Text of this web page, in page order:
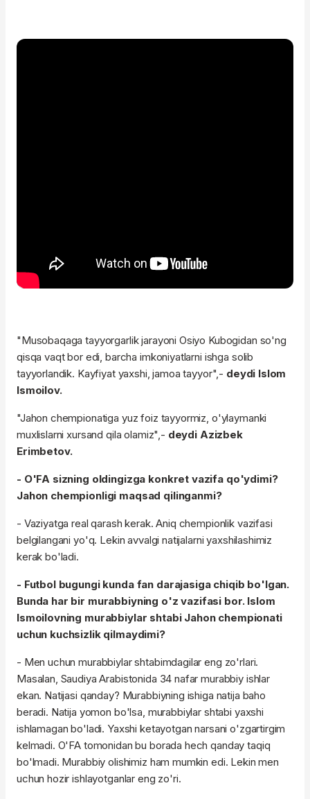
"Musobaqaga tayyorgarlik jarayoni Osiyo Kubogidan so'ng
qisqa vaqt bor edi, barcha imkoniyatlarni ishga solib
tayyorlandik. Kayfiyat yaxshi, jamoa tayyor",- deydi Islom
Ismoilov.
"Jahon chempionatiga yuz foiz tayyormiz, o'ylaymanki
muxlislarni xursand qila olamiz",- deydi Azizbek
Erimbetov.
- O'FA sizning oldingizga konkret vazifa qo'ydimi?
Jahon chempionligi maqsad qilinganmi?
- Vaziyatga real qarash kerak. Aniq chempionlik vazifasi
belgilangani yo'q. Lekin avvalgi natijalarni yaxshilashimiz
kerak bo'ladi.
- Futbol bugungi kunda fan darajasiga chiqib bo'lgan.
Bunda har bir murabbiyning o'z vazifasi bor. Islom
Ismoilovning murabbiylar shtabi Jahon chempionati
uchun kuchsizlik qilmaydimi?
- Men uchun murabbiylar shtabimdagilar eng zo'rlari.
Masalan, Saudiya Arabistonida 34 nafar murabbiy ishlar
ekan. Natijasi qanday? Murabbiyning ishiga natija baho
beradi. Natija yomon bo'lsa, murabbiylar shtabi yaxshi
ishlamagan bo'ladi. Yaxshi ketayotgan narsani o'zgartirgim
kelmadi. O'FA tomonidan bu borada hech qanday taqiq
bo'lmadi. Murabbiy olishimiz ham mumkin edi. Lekin men
uchun hozir ishlayotganlar eng zo'ri.